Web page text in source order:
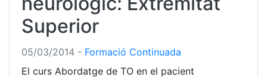
Superior
05/03/2014 - Formació Continuada
El curs Abordatge de TO en el pacient